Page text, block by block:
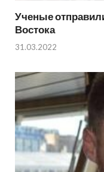
Ученые
Востока
31.03.2022